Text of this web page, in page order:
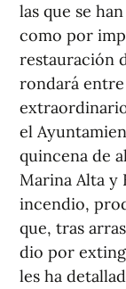
las que se
como por
restauración
rondará
el
quincena de
Marina Alta y
incendio,
que, tras
dio por
les ha